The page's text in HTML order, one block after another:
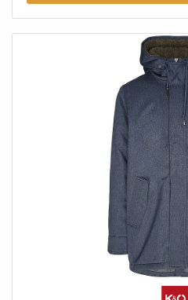
manches. Veste végane
pour l'automne Capuche
de serrage Matière
aux petites pluies Coupe
Extrémités des manches
bon maintien Ourlet
dos Poches à rabat
poches zippées Colonne d'eau
Coupe droite Nom de la
%